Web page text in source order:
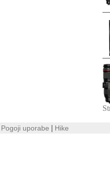
Pogoji uporabe | Hike